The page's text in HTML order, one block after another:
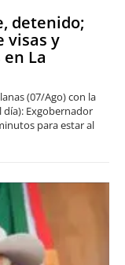
detenido;
visas y
La
(07/Ago) con la
día): Exgobernador
para estar al